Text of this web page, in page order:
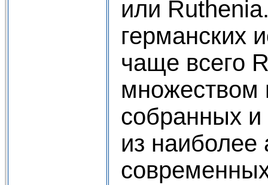
или
германских
чаще всего
множеством
собранных
из наиболее